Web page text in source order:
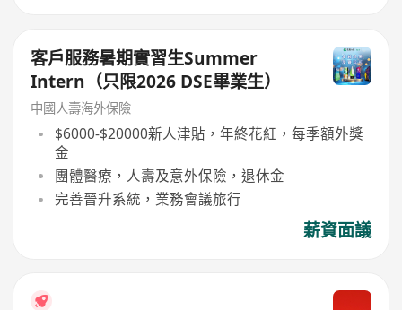
客戶服務暑期實習生Summer
Intern（只限2026 DSE畢業生）
中國人壽海外保險
$6000-$20000新人津貼，年終花紅，每季額外獎
金
團體醫療，人壽及意外保險，退休金
完善晉升系統，業務會議旅行
薪資面議